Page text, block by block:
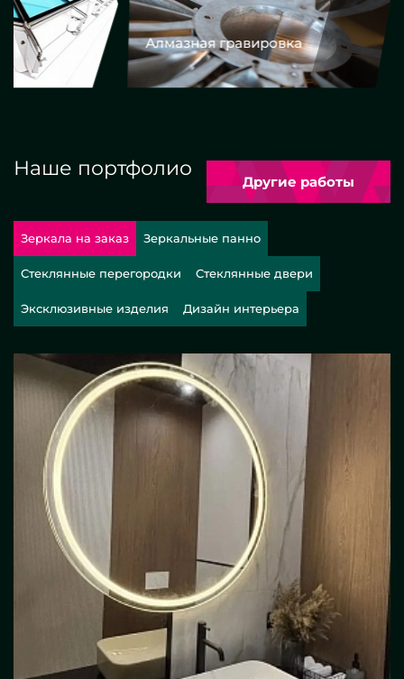
Алмазная гравировка
Наше портфолио
Другие работы
Зеркала на заказ Зеркальные панно
Стеклянные перегородки Стеклянные двери
Эксклюзивные изделия Дизайн интерьера